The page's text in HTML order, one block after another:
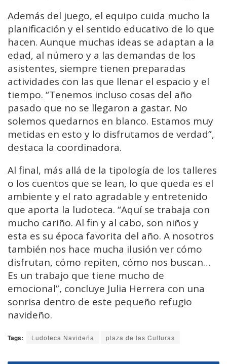
Además del juego, el equipo cuida mucho la
planificación y el sentido educativo de lo que
hacen. Aunque muchas ideas se adaptan a la
edad, al número y a las demandas de los
asistentes, siempre tienen preparadas
actividades con las que llenar el espacio y el
tiempo. “Tenemos incluso cosas del año
pasado que no se llegaron a gastar. No
solemos quedarnos en blanco. Estamos muy
metidas en esto y lo disfrutamos de verdad”,
destaca la coordinadora.
Al final, más allá de la tipología de los talleres
o los cuentos que se lean, lo que queda es el
ambiente y el rato agradable y entretenido
que aporta la ludoteca. “Aquí se trabaja con
mucho cariño. Al fin y al cabo, son niños y
esta es su época favorita del año. A nosotros
también nos hace mucha ilusión ver cómo
disfrutan, cómo repiten, cómo nos buscan…
Es un trabajo que tiene mucho de
emocional”, concluye Julia Herrera con una
sonrisa dentro de este pequeño refugio
navideño.
Tags: Ludoteca Navideña plaza de las Culturas